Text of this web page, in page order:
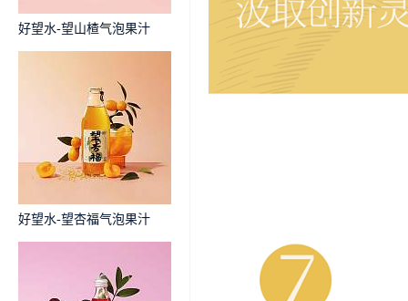
好望水-望山楂气泡果汁
好望水-望杏福气泡果汁